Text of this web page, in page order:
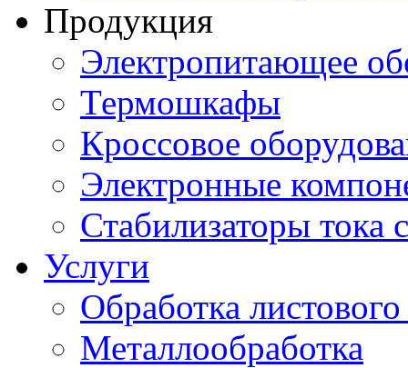
Продукция
Электропитающее
Термошкафы
Кроссовое
Электронные
Стабилизаторы тока
Услуги
Обработка
Металлообработка